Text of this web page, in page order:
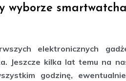
wyborze
elektronicznych
Jeszcze kilka lat temu na
godzinę,